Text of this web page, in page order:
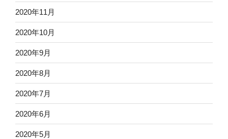
2020年11月
2020年10月
2020年9月
2020年8月
2020年7月
2020年6月
2020年5月